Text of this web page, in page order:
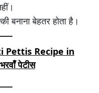
बनाना बेहतर होता है।
Pettis Recipe in
पेटीस